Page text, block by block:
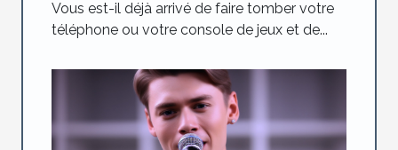
Vous est-il déjà arrivé de faire tomber votre
téléphone ou votre console de jeux et de...